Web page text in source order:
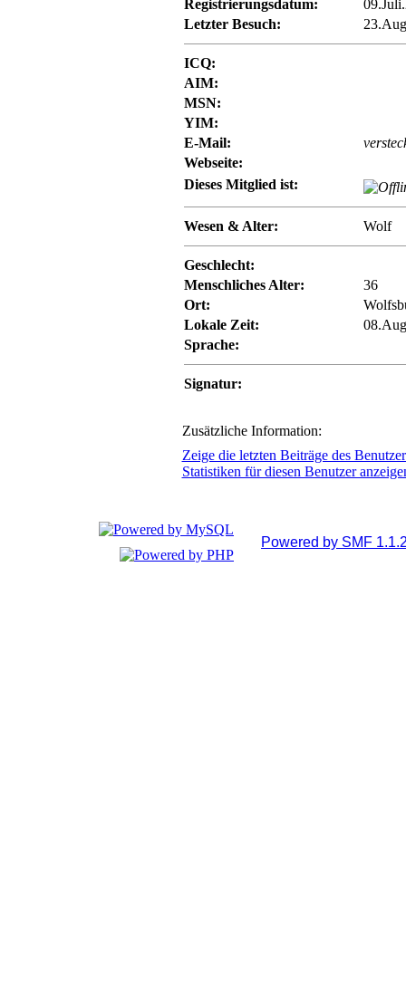
Registrierungsdatum:
Letzter Besuch:
ICQ:
AIM:
MSN:
YIM:
E-Mail:
Webseite:
Dieses Mitglied ist:
Wesen & Alter: Wolf
Geschlecht:
Menschliches Alter:
36
Ort:
Lokale Zeit:
Sprache:
Signatur:
Zusätzliche Information:
Zeige die letzten Beiträge des
Statistiken für diesen Benutzer
Powered by SMF